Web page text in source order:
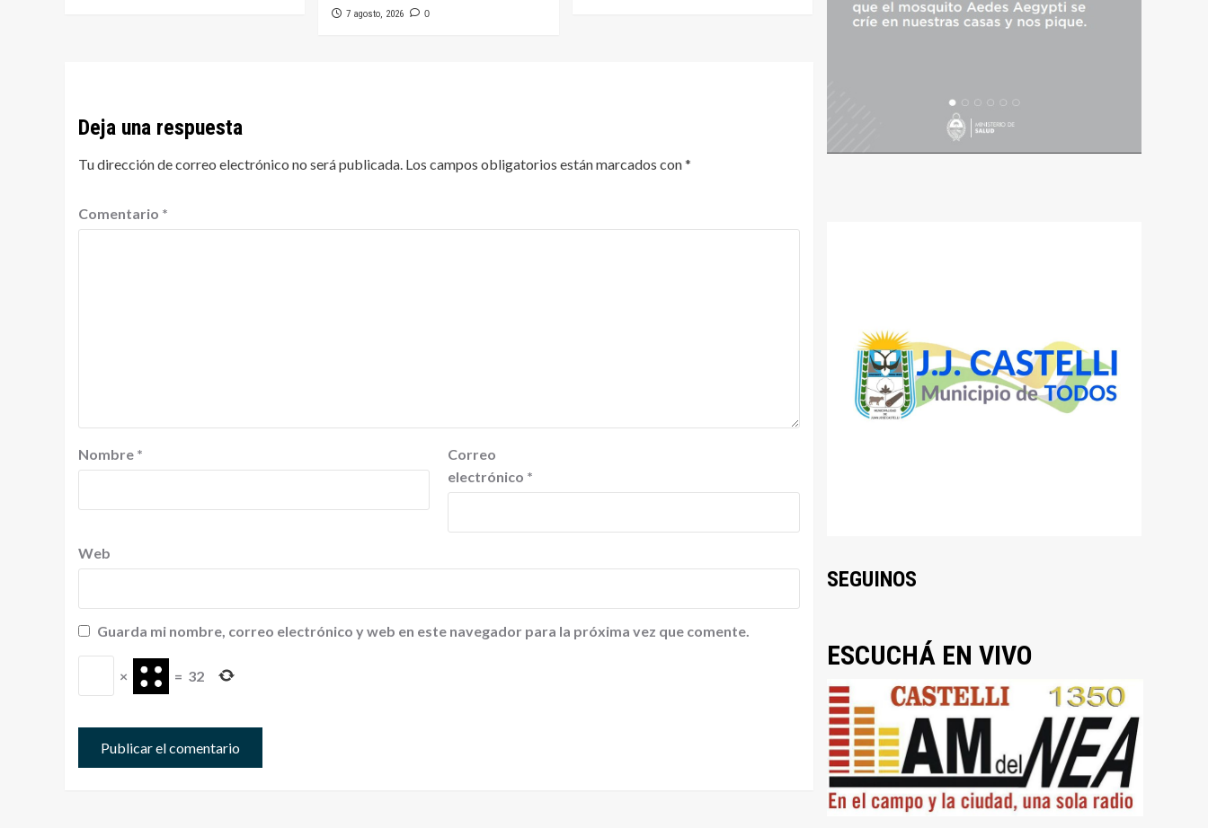
7 agosto, 2026 0
Deja una respuesta
Tu dirección de correo electrónico no será publicada. Los campos obligatorios están marcados con*
Comentario *
Nombre *
Correo
electrónico *
Web
Guarda mi nombre, correo electrónico y web en este navegador para la próxima vez que comente.
× = 32
SEGUINOS
ESCUCHÁ EN VIVO